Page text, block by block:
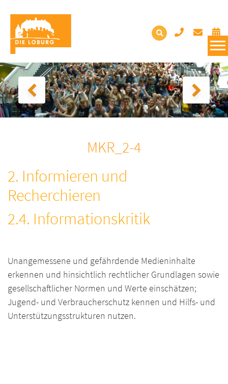
MKR_2-4
2. Informieren und
Recherchieren
2.4. Informationskritik
Unangemessene und gefährdende Medieninhalte
erkennen und hinsichtlich rechtlicher Grundlagen sowie
gesellschaftlicher Normen und Werte einschätzen;
Jugend- und Verbraucherschutz kennen und Hilfs- und
Unterstützungsstrukturen nutzen.